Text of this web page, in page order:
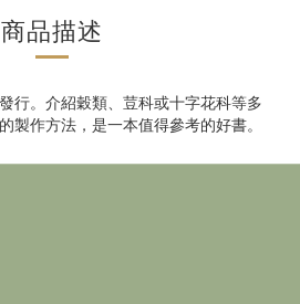
商品描述
行。介紹穀類、荳科或十字花科等多
製作方法，是一本值得參考的好書。